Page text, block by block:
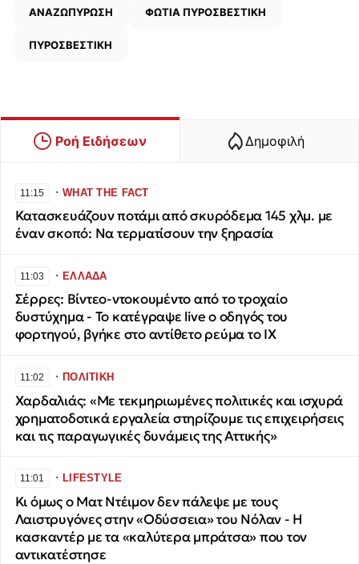
ΑΝΑΖΩΠΥΡΩΣΗ ΦΩΤΙΑ ΠΥΡΟΣΒΕΣΤΙΚΗ
ΠΥΡΟΣΒΕΣΤΙΚΗ
Ροή Ειδήσεων Δημοφιλή
11:15 ∙WHAT THE FACT
Κατασκευάζουν ποτάμι από σκυρόδεμα 145 χλμ. με
έναν σκοπό: Να τερματίσουν την ξηρασία
11:03 ∙ΕΛΛΑΔΑ
Σέρρες: Βίντεο-ντοκουμέντο από το τροχαίο
δυστύχημα - Το κατέγραψε live ο οδηγός του
φορτηγού, βγήκε στο αντίθετο ρεύμα το ΙΧ
11:02 ∙ΠΟΛΙΤΙΚΗ
Χαρδαλιάς: «Με τεκμηριωμένες πολιτικές και ισχυρά
χρηματοδοτικά εργαλεία στηρίζουμε τις επιχειρήσεις
και τις παραγωγικές δυνάμεις της Αττικής»
11:01 ∙LIFESTYLE
Κι όμως ο Ματ Ντέιμον δεν πάλεψε με τους
Λαιστρυγόνες στην «Οδύσσεια» του Νόλαν - Η
κασκαντέρ με τα «καλύτερα μπράτσα» που τον
αντικατέστησε